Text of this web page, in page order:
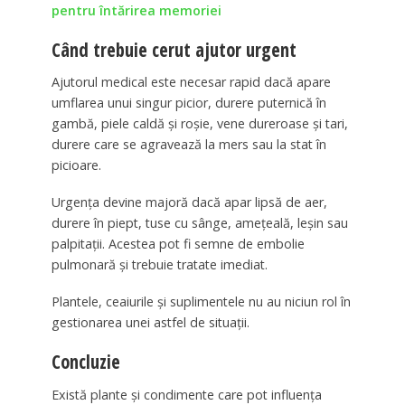
pentru întărirea memoriei
Când trebuie cerut ajutor urgent
Ajutorul medical este necesar rapid dacă apare
umflarea unui singur picior, durere puternică în
gambă, piele caldă și roșie, vene dureroase și tari,
durere care se agravează la mers sau la stat în
picioare.
Urgența devine majoră dacă apar lipsă de aer,
durere în piept, tuse cu sânge, amețeală, leșin sau
palpitații. Acestea pot fi semne de embolie
pulmonară și trebuie tratate imediat.
Plantele, ceaiurile și suplimentele nu au niciun rol în
gestionarea unei astfel de situații.
Concluzie
Există plante și condimente care pot influența